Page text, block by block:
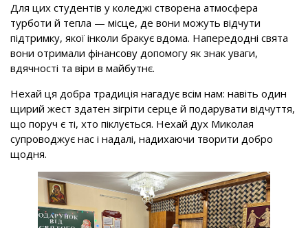
Для цих студентів у коледжі створена атмосфера
турботи й тепла — місце, де вони можуть відчути
підтримку, якої інколи бракує вдома. Напередодні свята
вони отримали фінансову допомогу як знак уваги,
вдячності та віри в майбутнє.
Нехай ця добра традиція нагадує всім нам: навіть один
щирий жест здатен зігріти серце й подарувати відчуття,
що поруч є ті, хто піклується. Нехай дух Миколая
супроводжує нас і надалі, надихаючи творити добро
щодня.